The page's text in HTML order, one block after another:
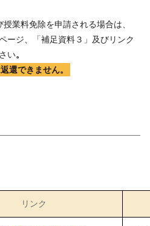
業料免除を申請される場合は、
ージ、「補足資料３」及びリンク
い。
還できません。
リンク